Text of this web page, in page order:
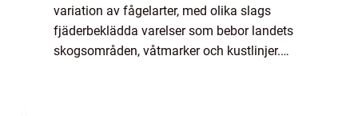
variation av fågelarter, med olika slags
fjäderbeklädda varelser som bebor landets
skogsområden, våtmarker och kustlinjer.